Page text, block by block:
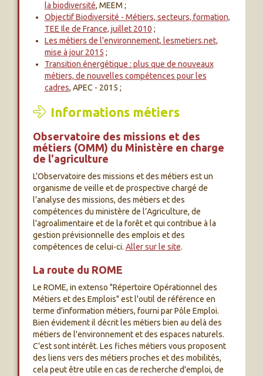
la biodiversité, MEEM ;
Objectif Biodiversité - Métiers, secteurs, formation,
TEE Ile de France, juillet 2010 ;
Les métiers de l'environnement, lesmetiers.net,
mise à jour 2015 ;
Transition énergétique : plus que de nouveaux
métiers, de nouvelles compétences pour les
cadres, APEC - 2015 ;
Informations métiers
Observatoire des missions et des
métiers (OMM) du Ministère en charge
de l'agriculture
L’Observatoire des missions et des métiers est un
organisme de veille et de prospective chargé de
l’analyse des missions, des métiers et des
compétences du ministère de l’Agriculture, de
l'agroalimentaire et de la forêt et qui contribue à la
gestion prévisionnelle des emplois et des
compétences de celui-ci. Aller sur le site.
La route du ROME
Le ROME, in extenso "Répertoire Opérationnel des
Métiers et des Emplois" est l'outil de référence en
terme d'information métiers, fourni par Pôle Emploi.
Bien évidement il décrit les métiers bien au delà des
métiers de l'environnement et des espaces naturels.
C'est sont intérêt. Les fiches métiers vous proposent
des liens vers des métiers proches et des mobilités,
cela peut être utile en cas de recherche d'emploi, de